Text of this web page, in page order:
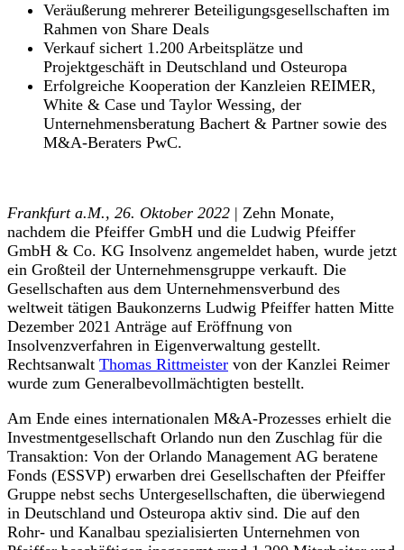
Veräußerung mehrerer Beteiligungsgesellschaften im
Rahmen von Share Deals
Verkauf sichert 1.200 Arbeitsplätze und
Projektgeschäft in Deutschland und Osteuropa
Erfolgreiche Kooperation der Kanzleien REIMER,
White & Case und Taylor Wessing, der
Unternehmensberatung Bachert & Partner sowie des
M&A-Beraters PwC.
Frankfurt a.M., 26. Oktober 2022 | Zehn Monate,
nachdem die Pfeiffer GmbH und die Ludwig Pfeiffer
GmbH & Co. KG Insolvenz angemeldet haben, wurde jetzt
ein Großteil der Unternehmensgruppe verkauft. Die
Gesellschaften aus dem Unternehmensverbund des
weltweit tätigen Baukonzerns Ludwig Pfeiffer hatten Mitte
Dezember 2021 Anträge auf Eröffnung von
Insolvenzverfahren in Eigenverwaltung gestellt.
Rechtsanwalt Thomas Rittmeister von der Kanzlei Reimer
wurde zum Generalbevollmächtigten bestellt.
Am Ende eines internationalen M&A-Prozesses erhielt die
Investmentgesellschaft Orlando nun den Zuschlag für die
Transaktion: Von der Orlando Management AG beratene
Fonds (ESSVP) erwarben drei Gesellschaften der Pfeiffer
Gruppe nebst sechs Untergesellschaften, die überwiegend
in Deutschland und Osteuropa aktiv sind. Die auf den
Rohr- und Kanalbau spezialisierten Unternehmen von